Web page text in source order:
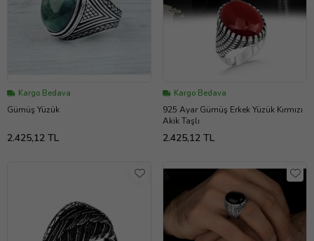
Kargo Bedava
Gümüş Yüzük
2.425,12 TL
Kargo Bedava
925 Ayar Gümüş Erkek Yüzük Kırmızı
Akik Taşlı
2.425,12 TL